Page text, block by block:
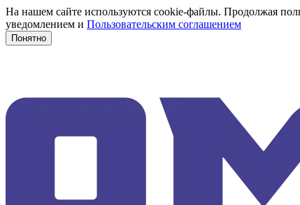
На нашем сайте используются cookie-файлы. Продолжая
уведомлением и Пользовательским соглашением
Понятно